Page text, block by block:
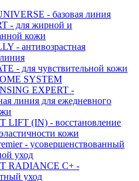
- базовая линия
- для жирной и
кожи
- антивозрастная
- для чувствительной кожи
SYSTEM
EXPERT -
линия для ежедневного
LIFT (IN) - восстановление
кожи
- усовершенствованный
уход
RADIANCE С+ -
уход